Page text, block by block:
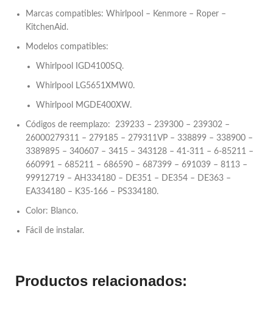
Marcas compatibles: Whirlpool – Kenmore – Roper –
KitchenAid.
Modelos compatibles:
Whirlpool IGD4100SQ.
Whirlpool LG5651XMW0.
Whirlpool MGDE400XW.
Códigos de reemplazo: 239233 – 239300 – 239302 –
26000279311 – 279185 – 279311VP – 338899 – 338900 –
3389895 – 340607 – 3415 – 343128 – 41-311 – 6-85211 –
660991 – 685211 – 686590 – 687399 – 691039 – 8113 –
99912719 – AH334180 – DE351 – DE354 – DE363 –
EA334180 – K35-166 – PS334180.
Color: Blanco.
Fácil de instalar.
Productos relacionados: